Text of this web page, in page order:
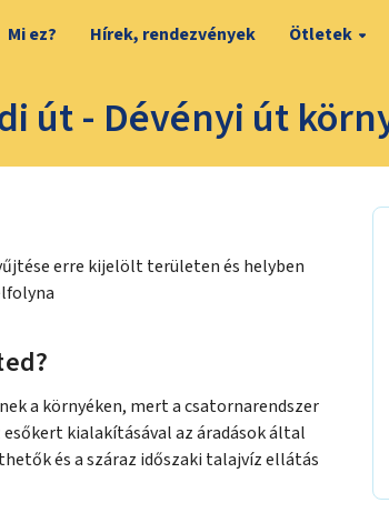
Mi ez? Hírek, rendezvények Ötletek
út - Dévényi út
erre kijelölt területen és helyben
a környéken, mert a csatornarendszer
kialakításával az áradások által
és a száraz időszaki talajvíz ellátás